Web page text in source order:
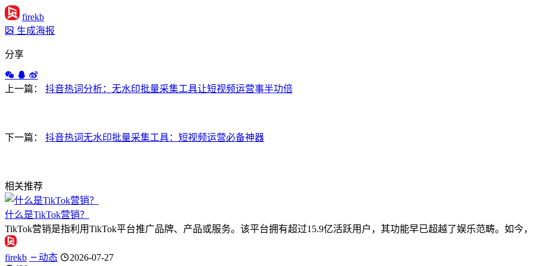
firekb
生成海报
分享
上一篇： 抖音热词分析：无水印批量采集工具让短视频运营事半功倍
下一篇： 抖音热词无水印批量采集工具：短视频运营必备神器
相关推荐
什么是TikTok营销？
TikTok营销是指利用TikTok平台推广品牌、产品或服务。该平台拥有超过15.9亿活跃用户，其功能早已超越了娱乐范畴。如今
firekb 动态
2026-07-27